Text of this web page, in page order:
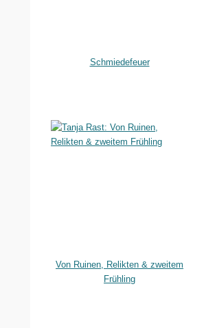
Schmiedefeuer
Von Ruinen, Relikten & zweitem
Frühling